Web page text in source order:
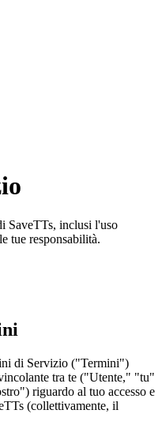
SaveTTs, inclusi l'uso
tue responsabilità.
di Servizio ("Termini")
tra te ("Utente," "tu"
riguardo al tuo accesso e
(collettivamente, il